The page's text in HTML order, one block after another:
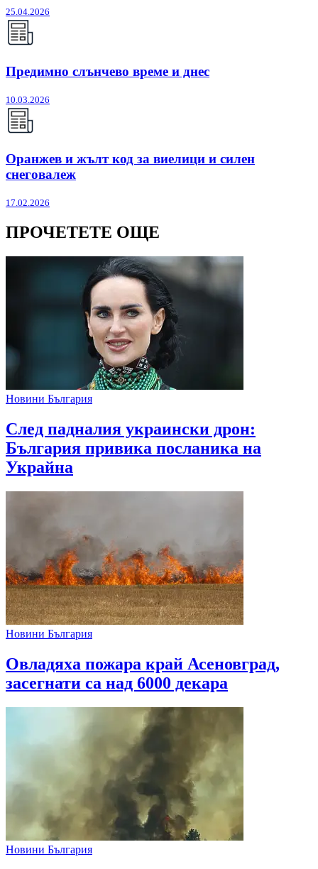
25.04.2026
Предимно слънчево време и днес
10.03.2026
Оранжев и жълт код за виелици и силен
снеговалеж
17.02.2026
ПРОЧЕТЕТЕ ОЩЕ
Новини България
След падналия украински дрон:
България привика посланика на
Украйна
Новини България
Овладяха пожара край Асеновград,
засегнати са над 6000 декара
Новини България